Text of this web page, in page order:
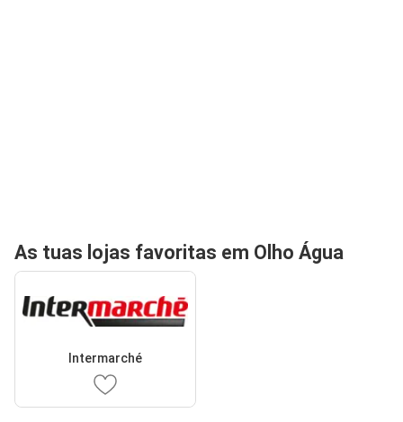
As tuas lojas favoritas em Olho Água
Intermarché